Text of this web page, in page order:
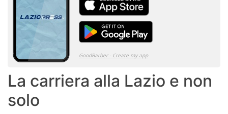
La carriera alla Lazio e non
solo